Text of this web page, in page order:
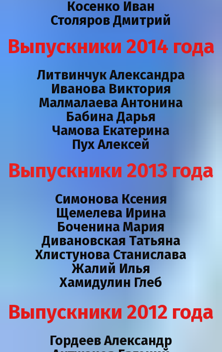
Косенко Иван
Столяров Дмитрий
Выпускники 2014 года
Литвинчук Александра
Иванова Виктория
Малмалаева Антонина
Бабина Дарья
Чамова Екатерина
Пух Алексей
Выпускники 2013 года
Симонова Ксения
Щемелева Ирина
Боченина Мария
Дивановская Татьяна
Хлистунова Станислава
Жалий Илья
Хамидулин Глеб
Выпускники 2012 года
Гордеев Александр